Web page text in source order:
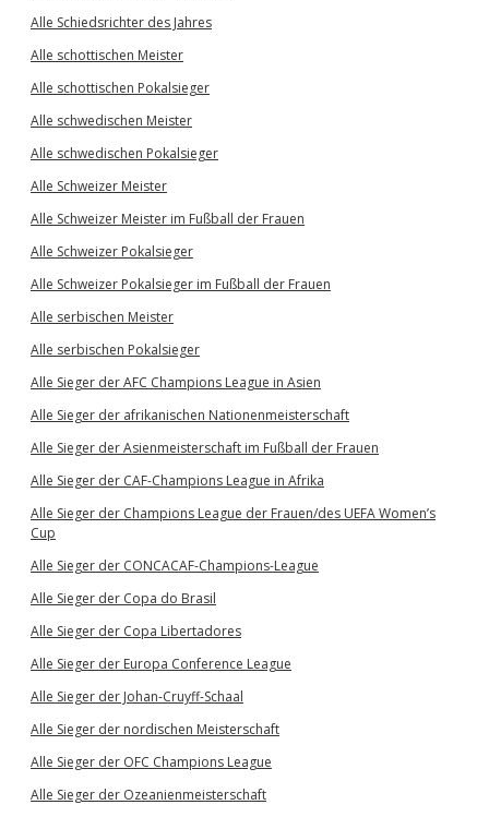
Alle Schiedsrichter des Jahres
Alle schottischen Meister
Alle schottischen Pokalsieger
Alle schwedischen Meister
Alle schwedischen Pokalsieger
Alle Schweizer Meister
Alle Schweizer Meister im Fußball der Frauen
Alle Schweizer Pokalsieger
Alle Schweizer Pokalsieger im Fußball der Frauen
Alle serbischen Meister
Alle serbischen Pokalsieger
Alle Sieger der AFC Champions League in Asien
Alle Sieger der afrikanischen Nationenmeisterschaft
Alle Sieger der Asienmeisterschaft im Fußball der Frauen
Alle Sieger der CAF-Champions League in Afrika
Alle Sieger der Champions League der Frauen/des UEFA Women’s
Cup
Alle Sieger der CONCACAF-Champions-League
Alle Sieger der Copa do Brasil
Alle Sieger der Copa Libertadores
Alle Sieger der Europa Conference League
Alle Sieger der Johan-Cruyff-Schaal
Alle Sieger der nordischen Meisterschaft
Alle Sieger der OFC Champions League
Alle Sieger der Ozeanienmeisterschaft